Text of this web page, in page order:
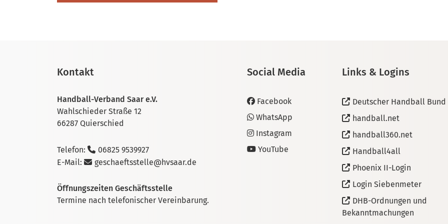
Kontakt
Handball-Verband Saar e.V.
Wahlschieder Straße 12
66287 Quierschied
Telefon:
06825 9539927
E-Mail:
geschaeftsstelle@hvsaar.de
Öffnungszeiten Geschäftsstelle
Termine nach telefonischer Vereinbarung.
Social Media
Facebook
WhatsApp
Instagram
YouTube
Links & Logins
Deutscher Handball Bund
handball.net
handball360.net
Handball4all
Phoenix II-Login
Login Siebenmeter
DHB-Ordnungen und
Bekanntmachungen